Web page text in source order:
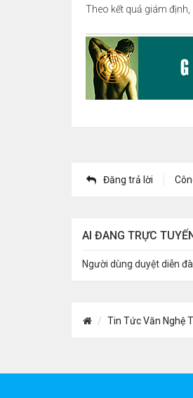
Theo kết quả giám định,
Đăng trả lời
AI ĐANG TRỰC
Người dùng duyệt diễn
Tin Tức Văn Nghệ